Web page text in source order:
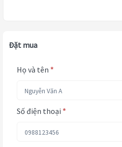
Đặt mua
Họ và tên *
Số điện thoại *